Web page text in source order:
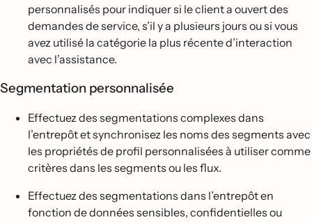
personnalisés pour indiquer si le client a ouvert des
demandes de service, s’il y a plusieurs jours ou si vous
avez utilisé la catégorie la plus récente d’interaction
avec l’assistance.
Segmentation personnalisée
Effectuez des segmentations complexes dans
l’entrepôt et synchronisez les noms des segments avec
les propriétés de profil personnalisées à utiliser comme
critères dans les segments ou les flux.
Effectuez des segmentations dans l’entrepôt en
fonction de données sensibles, confidentielles ou